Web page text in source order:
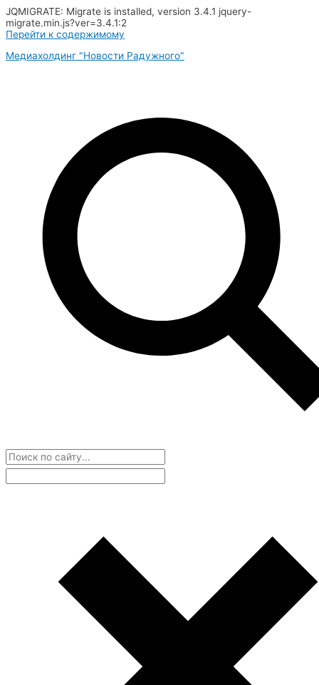
JQMIGRATE: Migrate is installed, version 3.4.1 jquery-
migrate.min.js?ver=3.4.1:2
Перейти к содержимому
Медиахолдинг "Новости Радужного"